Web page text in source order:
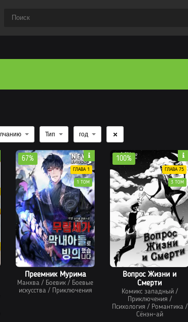
Тип год
Преемник Мурима
Манхва / Боевик / Боевые
искусства/ Приключения
67%
ГЛАВА 1
1 ТОМ
Вопрос Жизни и
Смерти
Комикс западный/
Приключения /
Психология / Романтика/
Сёнэн-ай
100%
ГЛАВА 75
3 ТОМ